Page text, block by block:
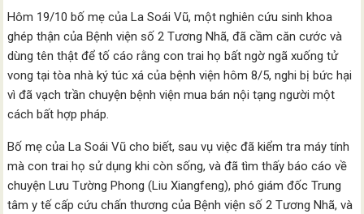
Hôm 19/10 bố mẹ của La Soái Vũ, một nghiên cứu sinh khoa
ghép thận của Bệnh viện số 2 Tương Nhã, đã cầm căn cước và
dùng tên thật để tố cáo rằng con trai họ bất ngờ ngã xuống tử
vong tại tòa nhà ký túc xá của bệnh viện hôm 8/5, nghi bị bức hại
vì đã vạch trần chuyện bệnh viện mua bán nội tạng người một
cách bất hợp pháp.
Bố mẹ của La Soái Vũ cho biết, sau vụ việc đã kiểm tra máy tính
mà con trai họ sử dụng khi còn sống, và đã tìm thấy báo cáo về
chuyện Lưu Tường Phong (Liu Xiangfeng), phó giám đốc Trung
tâm y tế cấp cứu chấn thương của Bệnh viện số 2 Tương Nhã, và